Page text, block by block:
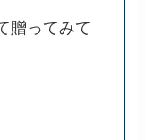
贈ってみて